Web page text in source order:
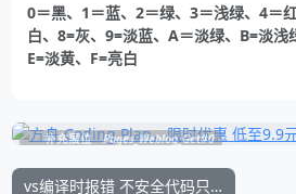
0＝黑、1＝蓝、2＝绿、3＝浅绿、4＝
白、8=灰、9=淡蓝、A＝淡绿、B=淡浅
E=淡黄、F=亮白
补充展位 Pages_Weblog_Get#0
vs编译时报错 不安全代码只会在使用 /unsafe 编译的情况下出现